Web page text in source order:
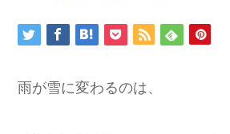
雨が雪に変わるのは、